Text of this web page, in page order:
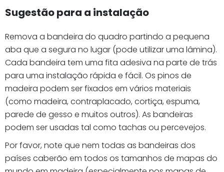
Sugestão para a instalação
Remova a bandeira do quadro partindo a pequena
aba que a segura no lugar (pode utilizar uma lâmina).
Cada bandeira tem uma fita adesiva na parte de trás
para uma instalação rápida e fácil. Os pinos de
madeira podem ser fixados em vários materiais
(como madeira, contraplacado, cortiça, espuma,
parede de gesso e muitos outros). As bandeiras
podem ser usadas tal como tachas ou percevejos.
Por favor, note que nem todas as bandeiras dos
países caberão em todos os tamanhos de mapas do